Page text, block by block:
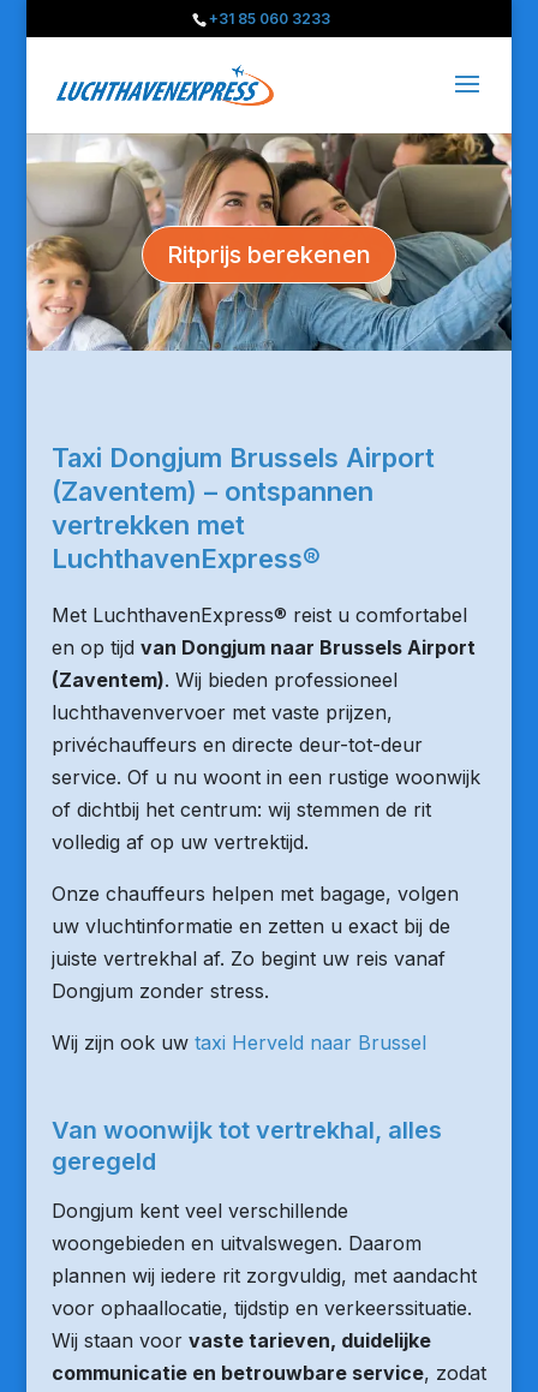
+31 85 060 3233
Ritprijs berekenen
Taxi Dongjum Brussels Airport
(Zaventem) – ontspannen
vertrekken met
LuchthavenExpress®
Met LuchthavenExpress® reist u comfortabel
en op tijd van Dongjum naar Brussels Airport
(Zaventem). Wij bieden professioneel
luchthavenvervoer met vaste prijzen,
privéchauffeurs en directe deur-tot-deur
service. Of u nu woont in een rustige woonwijk
of dichtbij het centrum: wij stemmen de rit
volledig af op uw vertrektijd.
Onze chauffeurs helpen met bagage, volgen
uw vluchtinformatie en zetten u exact bij de
juiste vertrekhal af. Zo begint uw reis vanaf
Dongjum zonder stress.
Wij zijn ook uw taxi Herveld naar Brussel
Van woonwijk tot vertrekhal, alles
geregeld
Dongjum kent veel verschillende
woongebieden en uitvalswegen. Daarom
plannen wij iedere rit zorgvuldig, met aandacht
voor ophaallocatie, tijdstip en verkeerssituatie.
Wij staan voor vaste tarieven, duidelijke
communicatie en betrouwbare service, zodat